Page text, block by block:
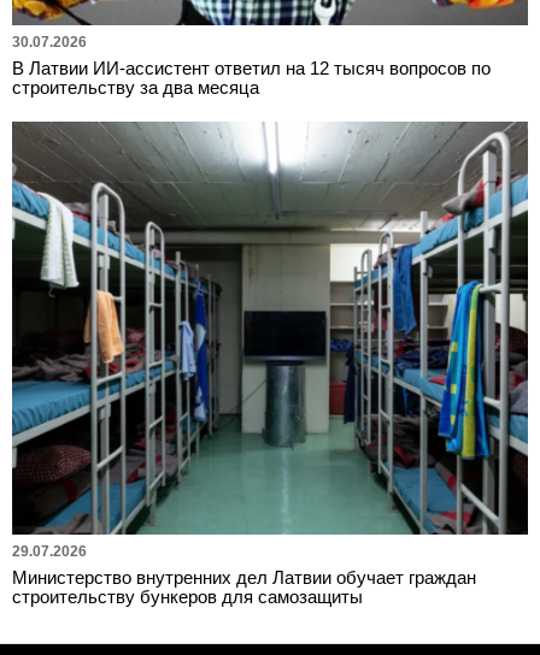
30.07.2026
В Латвии ИИ-ассистент ответил на 12 тысяч вопросов по
строительству за два месяца
29.07.2026
Министерство внутренних дел Латвии обучает граждан
строительству бункеров для самозащиты